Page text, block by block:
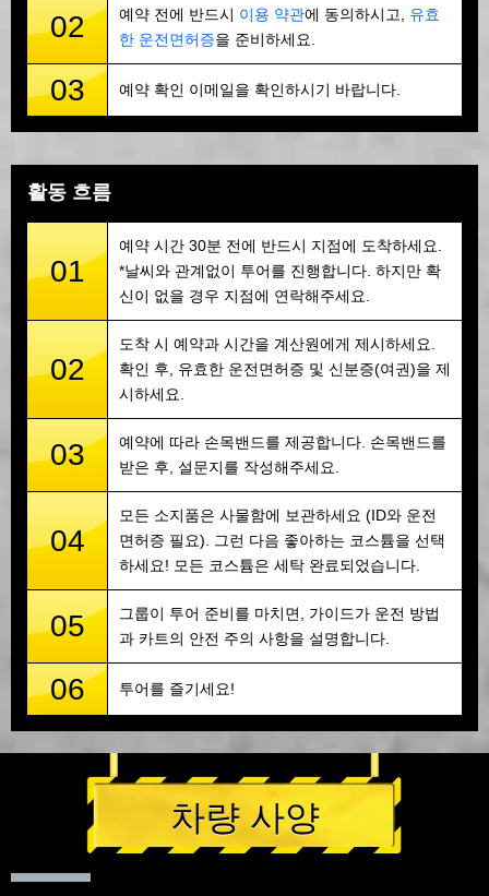
02 예약 전에 반드시 이용 약관에 동의하시고, 유효
한 운전면허증을 준비하세요.
03 예약 확인 이메일을 확인하시기 바랍니다.
활동 흐름
01
예약 시간 30분 전에 반드시 지점에 도착하세요.
*날씨와 관계없이 투어를 진행합니다. 하지만 확
신이 없을 경우 지점에 연락해주세요.
02
도착 시 예약과 시간을 계산원에게 제시하세요.
확인 후, 유효한 운전면허증 및 신분증(여권)을 제
시하세요.
03
예약에 따라 손목밴드를 제공합니다. 손목밴드를
받은 후, 설문지를 작성해주세요.
04
모든 소지품은 사물함에 보관하세요 (ID와 운전
면허증 필요). 그런 다음 좋아하는 코스튬을 선택
하세요! 모든 코스튬은 세탁 완료되었습니다.
05
그룹이 투어 준비를 마치면, 가이드가 운전 방법
과 카트의 안전 주의 사항을 설명합니다.
06 투어를 즐기세요!
차량 사양